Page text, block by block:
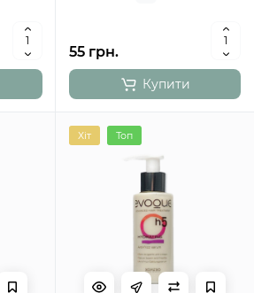
55 грн.
Купити
Хіт Топ